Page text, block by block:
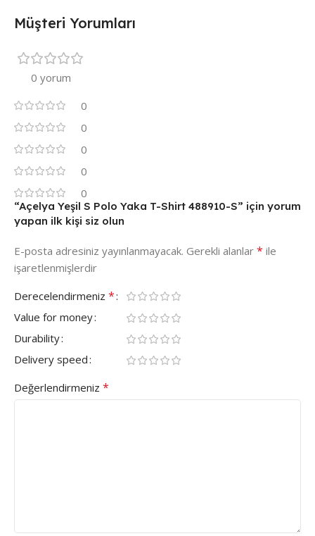
Müşteri Yorumları
0 yorum
0
0
0
0
0
“Açelya Yeşil S Polo Yaka T-Shirt 488910-S” için yorum
yapan ilk kişi siz olun
E-posta adresiniz yayınlanmayacak. Gerekli alanlar * ile
işaretlenmişlerdir
Derecelendirmeniz *
Value for money
Durability
Delivery speed
Değerlendirmeniz *